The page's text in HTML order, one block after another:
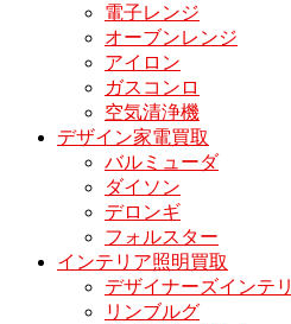
電子レンジ
オーブンレンジ
アイロン
ガスコンロ
空気清浄機
デザイン家電買取
バルミューダ
ダイソン
デロンギ
フォルスター
インテリア照明買取
デザイナーズインテ
リンブルグ